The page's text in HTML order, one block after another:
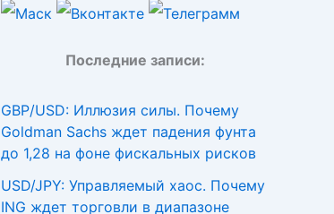
Последние записи:
GBP/USD: Иллюзия силы. Почему
Goldman Sachs ждет падения фунта
до 1,28 на фоне фискальных рисков
USD/JPY: Управляемый хаос. Почему
ING ждет торговли в диапазоне